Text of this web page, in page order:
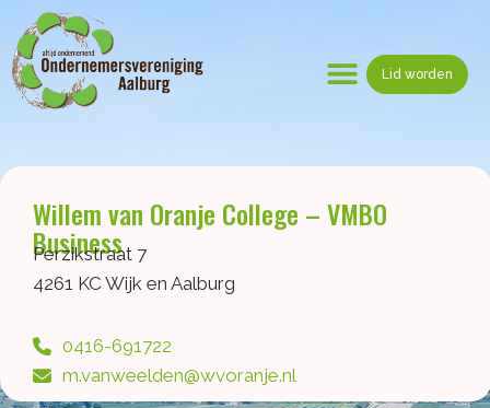
naar
de
inhoud
Lid worden
Willem van Oranje College – VMBO
Business
Perzikstraat 7
4261 KC Wijk en Aalburg
0416-691722
m.vanweelden@wvoranje.nl